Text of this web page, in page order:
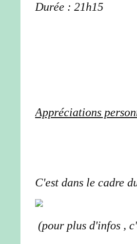
Durée : 21h15
Appréciations
C'est dans le cadre
(pour plus d'infos ,